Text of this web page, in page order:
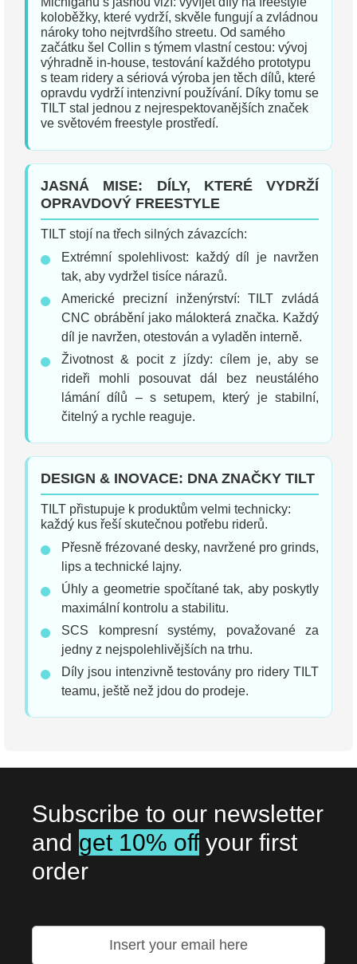
koloběžky, které vydrží, skvěle fungují a zvládnou
nároky toho nejtvrdšího streetu. Od samého
začátku šel Collin s týmem vlastní cestou: vývoj
výhradně in-house, testování každého prototypu
s team ridery a sériová výroba jen těch dílů, které
opravdu vydrží intenzivní používání. Díky tomu se
TILT stal jednou z nejrespektovanějších značek
ve světovém freestyle prostředí.
JASNÁ MISE: DÍLY, KTERÉ VYDRŽÍ
OPRAVDOVÝ FREESTYLE
TILT stojí na třech silných závazcích:
Extrémní spolehlivost: každý díl je navržen
tak, aby vydržel tisíce nárazů.
Americké precizní inženýrství: TILT zvládá
CNC obrábění jako málokterá značka. Každý
díl je navržen, otestován a vyladěn interně.
Životnost & pocit z jízdy: cílem je, aby se
rideři mohli posouvat dál bez neustálého
lámání dílů – s setupem, který je stabilní,
čitelný a rychle reaguje.
DESIGN & INOVACE: DNA ZNAČKY TILT
TILT přistupuje k produktům velmi technicky:
každý kus řeší skutečnou potřebu riderů.
Přesně frézované desky, navržené pro grinds,
lips a technické lajny.
Úhly a geometrie spočítané tak, aby poskytly
maximální kontrolu a stabilitu.
SCS kompresní systémy, považované za
jedny z nejspolehlivějších na trhu.
Díly jsou intenzivně testovány pro ridery TILT
teamu, ještě než jdou do prodeje.
Subscribe to our newsletter
and get 10% off your first
order